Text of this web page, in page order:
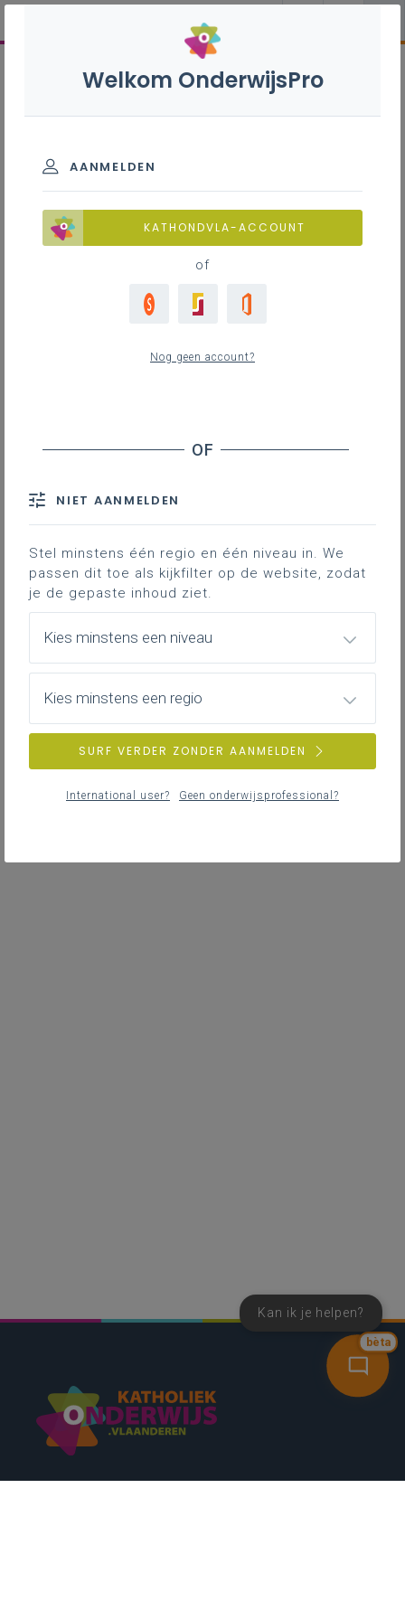
bèta
Kan ik je helpen?
Welkom OnderwijsPro
AANMELDEN
KATHONDVLA-ACCOUNT
of
Nog geen account?
NIET AANMELDEN
Stel minstens één regio en één niveau in. We
passen dit toe als kijkfilter op de website, zodat
je de gepaste inhoud ziet.
Kies minstens een niveau
Kies minstens een regio
SURF VERDER ZONDER AANMELDEN
International user? Geen onderwijsprofessional?